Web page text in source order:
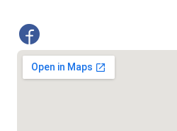
শিশু সহায়তা লাইন
১৬১০৯